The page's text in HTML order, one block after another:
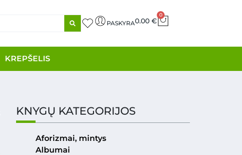
PASKYRA0.00 €
0
KREPŠELIS
KNYGŲ KATEGORIJOS
Aforizmai, mintys
Albumai